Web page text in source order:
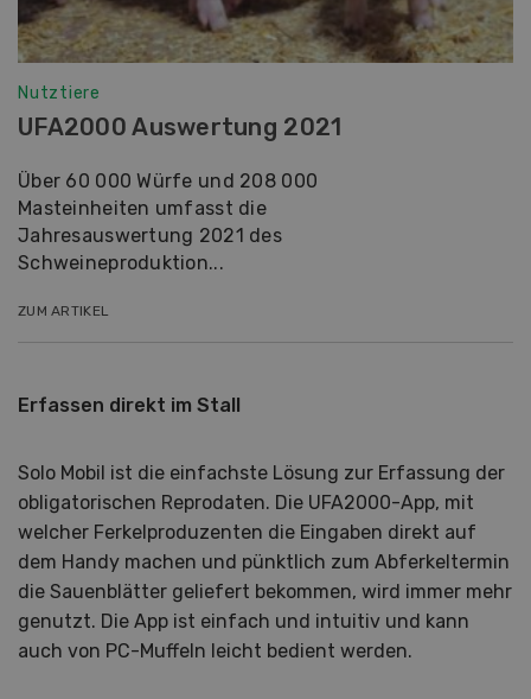
Nutztiere
UFA2000 Auswertung 2021
Über 60 000 Würfe und 208 000
Masteinheiten umfasst die
Jahresauswertung 2021 des
Schweineproduktion...
ZUM ARTIKEL
Erfassen direkt im Stall
Solo Mobil ist die einfachste Lösung zur Erfassung der
obligatorischen Reprodaten. Die UFA2000-App, mit
welcher Ferkelproduzenten die Eingaben direkt auf
dem Handy machen und pünktlich zum Abferkeltermin
die Sauenblätter geliefert bekommen, wird immer mehr
genutzt. Die App ist einfach und intuitiv und kann
auch von PC-Muffeln leicht bedient werden.